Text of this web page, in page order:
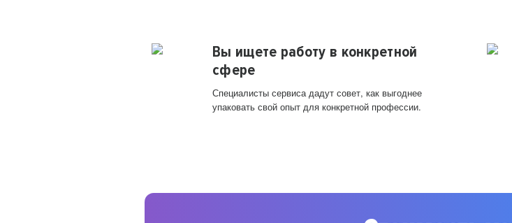
Вы ищете работу в конкретной
сфере
Специалисты сервиса дадут совет, как выгоднее
упаковать свой опыт для конкретной профессии.